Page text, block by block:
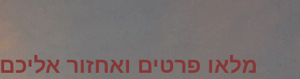
מלאו פרטים ואחזור אליכם